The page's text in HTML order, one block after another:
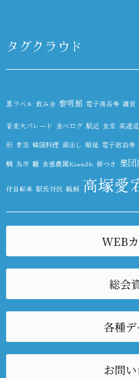
タグクラウド
黒ラベル 飲み会 黎明館 電子商品券 雑貨
音楽大パレード 食べログ 駅近 食堂 高速
形 青空 韓国料理 顔出し 順延 電子宿泊券
鯛 鳥市 雛 食感農園KazetoNe 餅つき 集
付自転車 駅長対抗 鵜飼 高塚愛
WEB
総会
各種
お問